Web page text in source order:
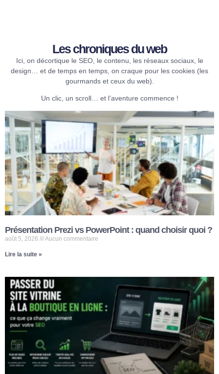
Les chroniques du web​
Ici, on décortique le SEO, le contenu, les réseaux sociaux, le
design… et de temps en temps, on craque pour les cookies (les
gourmands et ceux du web).
Un clic, un scroll… et l’aventure commence !
Présentation Prezi vs PowerPoint : quand choisir quoi ?
août 5, 2026 Aucun commentaire
Lire la suite »